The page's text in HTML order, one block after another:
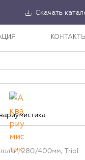
Скачать
КОНТАКТЫ
280/400мм, Triol